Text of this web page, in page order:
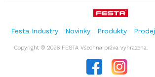
Festa Industry Novinky Produkty Prodej
Copyright © 2026 FESTA Všechna práva vyhrazena.